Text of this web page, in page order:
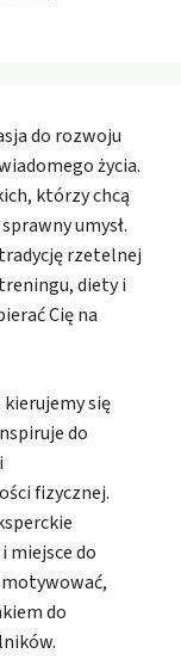
do rozwoju
życia.
którzy chcą
umysł.
rzetelnej
diety i
Cię na
kierujemy się
do
fizycznej.
miejsce do
do